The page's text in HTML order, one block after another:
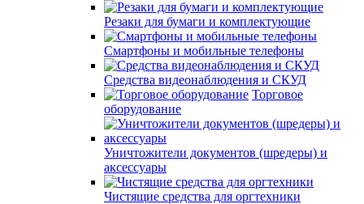
Резаки для бумаги и комплектующие
Смартфоны и мобильные телефоны
Средства видеонаблюдения и СКУД
Торговое
оборудование
Уничтожители документов (шредеры) и
аксессуары
Чистящие средства для оргтехники